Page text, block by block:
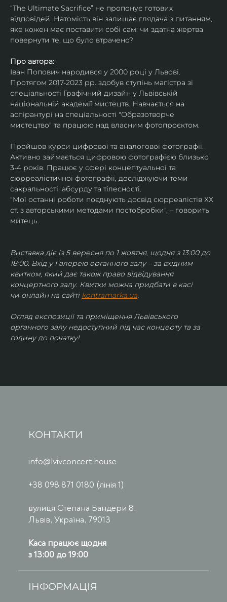
“The Ultimate Sacrifice” не пропонує готових
відповідей. Натомість він залишає глядача з питанням,
яке кожен має поставити собі сам: чи здатна жертва
повернути те, що було втрачено?
Про автора:
Іван Попович народився у 2000 році у Львові.
Протягом 2017-2023 рр. здобув ступінь магістра зі
спеціальності Графічний дизайн у Львівській
національній академії мистецтв. Навчається на
аспірантурі на спеціальності "Образотворче
мистецтво" та працюю над власним фотопроєктом.
Пройшов курси цифрової та аналогової фотографії.
Активно займається цифровою фотографією близько
3-4 років. Працює у сфері концептуальної та
сюрреалістичної фотографії, досліджуючи теми
сакральності, абсурду та тілесності.
"Мої останні роботи поєднують досвід сюрреалістів ХХ
ст. з авторськими методами постобробки", – говорить
митець.
Виставка діє із 5 вересня по 1 жовтня, щодня з 13:00 до
18:00. Вхід у Галерею органного залу – за вхідним
квитком, який дає також право відвідування
концертного залу. Квитки можна придбати в касі
чи онлайн на сайті kontramarka.ua.
Огляд експозиції та приміщення Львівського
органного залу недоступний під час концерту та за
годину до початку!
КОНТАКТИ
info@lvivconcert.house
+38 098 871 0180 (лінія 1)
вулиця Степана Бандери 8,
Львів, Україна, 79013
Каса працює щодня
з 13:00 до 19:00
ІНФОРМАЦІЯ